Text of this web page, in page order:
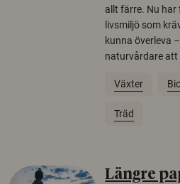
allt färre. Nu
livsmiljö som
kunna överleva
naturvårdare
Växter
Träd
Längre